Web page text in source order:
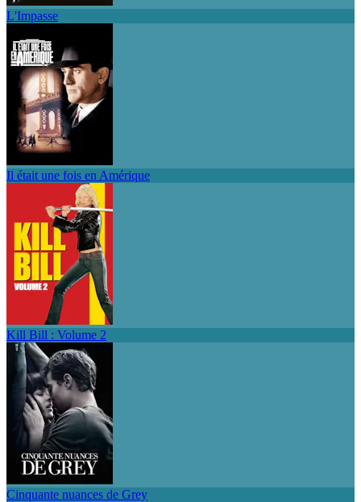
L'Impasse
Il était une fois en Amérique
Kill Bill : Volume 2
Cinquante nuances de Grey